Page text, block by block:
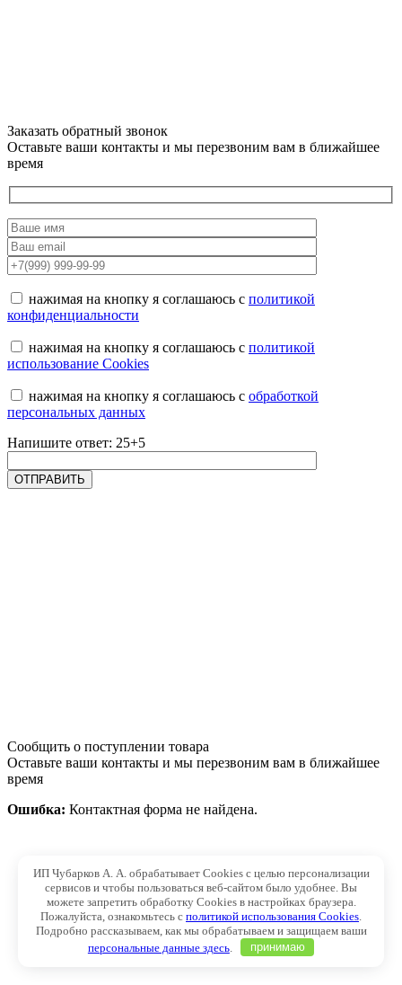
ИП Чубарков А. А. обрабатывает Cookies с целью персонализации
сервисов и чтобы пользоваться веб-сайтом было удобнее. Вы
можете запретить обработку Cookies в настройках браузера.
Пожалуйста, ознакомьтесь с политикой использования Cookies
Подробно рассказываем, как мы обрабатываем и защищаем ваши
персональные данные здесь. принимаю
Заказать обратный звонок
Оставьте ваши контакты и мы перезвоним вам в ближайшее
время
нажимая на кнопку я соглашаюсь с политикой
конфиденциальности
нажимая на кнопку я соглашаюсь с политикой
использование Cookies
нажимая на кнопку я соглашаюсь с обработкой
персональных данных
Напишите ответ: 25+5
Сообщить о поступлении товара
Оставьте ваши контакты и мы перезвоним вам в ближайшее
время
Ошибка: Контактная форма не найдена.